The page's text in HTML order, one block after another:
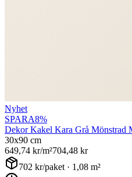
Nyhet
SPARA8%
Dekor Kakel Kara Grå Mönstrad
30x90 cm
649,74 kr/m²704,48 kr
702 kr/paket · 1,08 m²